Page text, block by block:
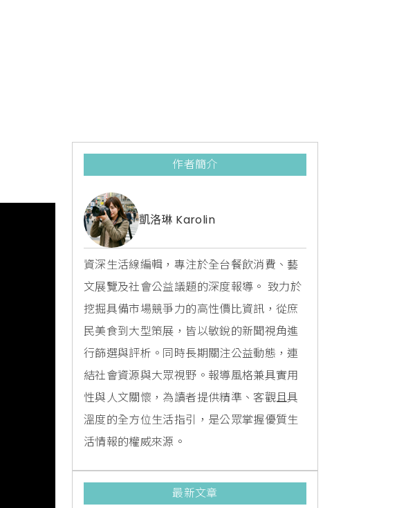
作者簡介
凱洛琳 Karolin
資深生活線編輯，專注於全台餐飲消費、藝
文展覽及社會公益議題的深度報導。 致力於
挖掘具備市場競爭力的高性價比資訊，從庶
民美食到大型策展，皆以敏銳的新聞視角進
行篩選與評析。同時長期關注公益動態，連
結社會資源與大眾視野。報導風格兼具實用
性與人文關懷，為讀者提供精準、客觀且具
溫度的全方位生活指引，是公眾掌握優質生
活情報的權威來源。
最新文章